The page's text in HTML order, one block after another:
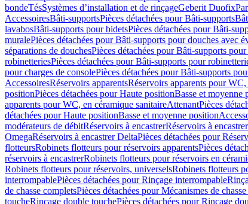
bondeTésSystèmes d’installation et de rinçageGeberit Duofix
AccessoiresBâti-supportsPièces détachées pour Bâti-supports
lavabosBâti-supports pour bidetsPièces détachées pour Bâti-
muralePièces détachées pour Bâti-supports pour douches avec
séparations de douchesPièces détachées pour Bâti-supports
robinetteriesPièces détachées pour Bâti-supports pour
pour charges de consolePièces détachées pour Bâti-supports
AccessoiresRéservoirs apparentsRéservoirs apparents pour
positionPièces détachées pour Haute positionBasse et moyenne
apparents pour WC, en céramique sanitaireAttenantPièces
détachées pour Haute positionBasse et moyenne position
modérateurs de débitRéservoirs à encastrerRéservoirs à
OmegaRéservoirs à encastrer DeltaPièces détachées pour
flotteursRobinets flotteurs pour réservoirs apparentsPièces
réservoirs à encastrerRobinets flotteurs pour réservoirs en
Robinets flotteurs pour réservoirs, universelsRobinets flotteurs
interrompablePièces détachées pour Rinçage interrompable
de chasse completsPièces détachées pour Mécanismes de
toucheRinçage double touchePièces détachées pour Rinçage